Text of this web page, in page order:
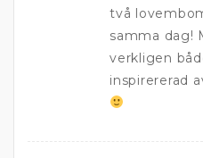
två
samma dag!
verkligen
inspirererad